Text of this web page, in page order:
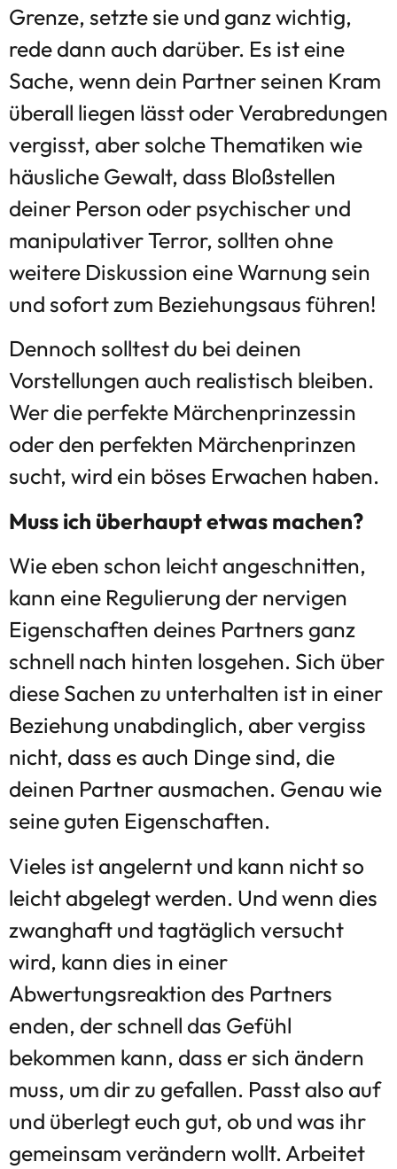
Grenze, setzte sie und ganz wichtig,
rede dann auch darüber. Es ist eine
Sache, wenn dein Partner seinen Kram
überall liegen lässt oder Verabredungen
vergisst, aber solche Thematiken wie
häusliche Gewalt, dass Bloßstellen
deiner Person oder psychischer und
manipulativer Terror, sollten ohne
weitere Diskussion eine Warnung sein
und sofort zum Beziehungsaus führen!
Dennoch solltest du bei deinen
Vorstellungen auch realistisch bleiben.
Wer die perfekte Märchenprinzessin
oder den perfekten Märchenprinzen
sucht, wird ein böses Erwachen haben.
Muss ich überhaupt etwas machen?
Wie eben schon leicht angeschnitten,
kann eine Regulierung der nervigen
Eigenschaften deines Partners ganz
schnell nach hinten losgehen. Sich über
diese Sachen zu unterhalten ist in einer
Beziehung unabdinglich, aber vergiss
nicht, dass es auch Dinge sind, die
deinen Partner ausmachen. Genau wie
seine guten Eigenschaften.
Vieles ist angelernt und kann nicht so
leicht abgelegt werden. Und wenn dies
zwanghaft und tagtäglich versucht
wird, kann dies in einer
Abwertungsreaktion des Partners
enden, der schnell das Gefühl
bekommen kann, dass er sich ändern
muss, um dir zu gefallen. Passt also auf
und überlegt euch gut, ob und was ihr
gemeinsam verändern wollt. Arbeitet